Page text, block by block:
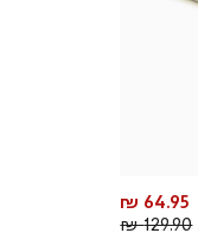
מחיר
מוצר
64.95 ₪
מחיר
129.90 ₪